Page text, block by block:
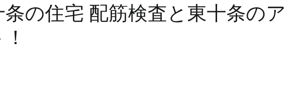
条の住宅 配筋検査と東十条の
！